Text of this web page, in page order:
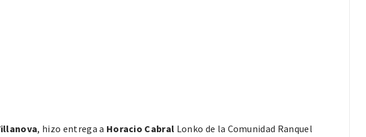
, hizo entrega a Horacio Cabral Lonko de la Comunidad Ranquel